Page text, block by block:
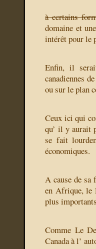
à certains
domaine et
intérêt pour le
Enfin, il
canadiennes
ou sur le plan
Ceux ici qui
qu’ il y aurait
se fait
économiques.
A cause de sa
en Afrique, le
plus
Comme Le
Canada à l’